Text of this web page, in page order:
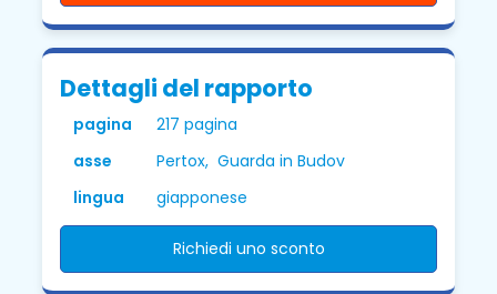
Dettagli del rapporto
pagina
217 pagina
asse
Pertox, Guarda in Budov
lingua
giapponese
Richiedi uno sconto